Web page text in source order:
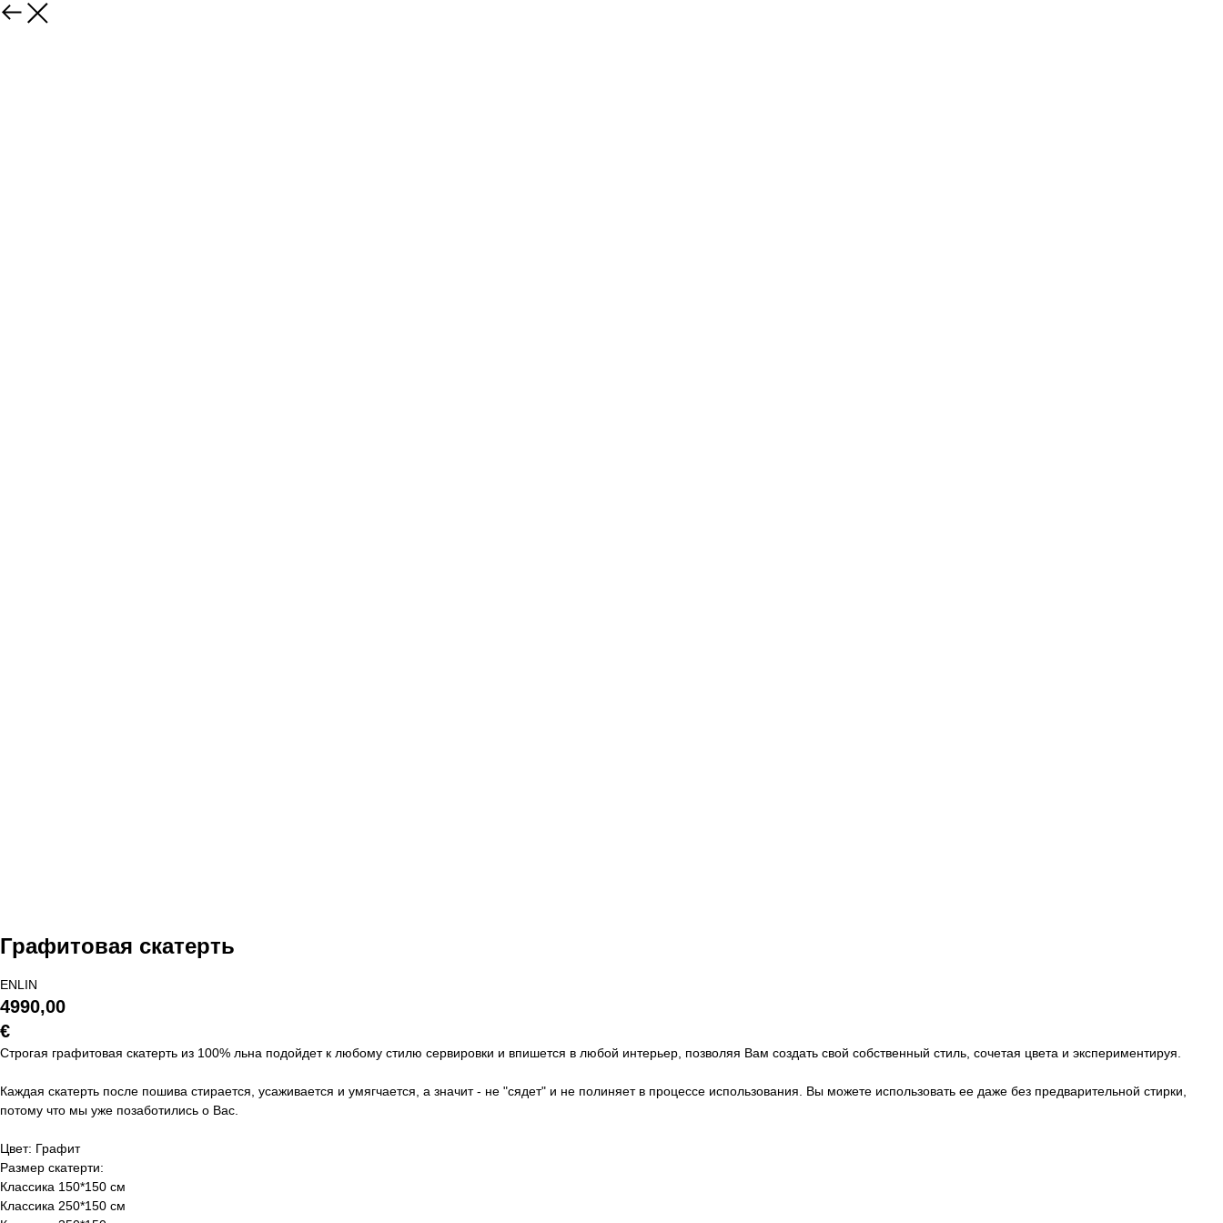
Графитовая скатерть
ENLIN
4990,00
€
Строгая графитовая скатерть из 100% льна подойдет к любому стилю сервировки и впишется в любой интерьер, позволяя Вам создать свой собственный стиль, сочетая цвета и экспериментируя.
Каждая скатерть после пошива стирается, усаживается и умягчается, а значит - не "сядет" и не полиняет в процессе использования. Вы можете использовать ее даже без предварительной стирки,
потому что мы уже позаботились о Вас.
Цвет: Графит
Размер скатерти:
Классика 150*150 см
Классика 250*150 см